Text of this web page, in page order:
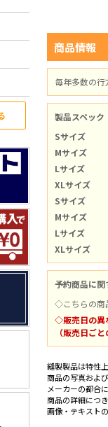
商品情報
毎年多数の
製品スペック
Sサイズ
Mサイズ
Lサイズ
XLサイズ
Sサイズ
Mサイズ
Lサイズ
XLサイズ
予約商品に関
◇こちらの商
◇販売日の異
（販売日ご
縫製製品は特性
商品の写真およ
メーカーの都合
商品の詳細につ
画像・テキスト